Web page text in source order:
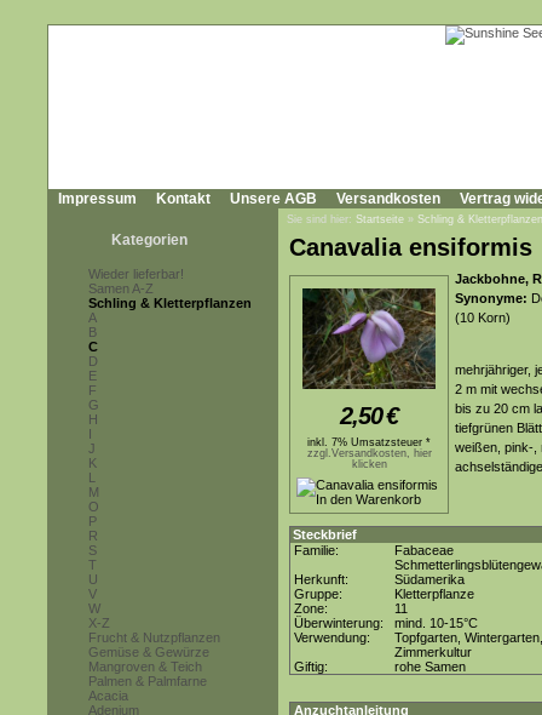
Impressum Kontakt Unsere AGB Versandkosten Vertrag
Kategorien
Wieder lieferbar!
Samen A-Z
Schling & Kletterpflanzen
A
B
C
D
E
F
G
H
I
J
K
L
M
O
P
R
S
T
U
V
W
X-Z
Frucht & Nutzpflanzen
Gemüse & Gewürze
Mangroven & Teich
Palmen & Palmfarne
Acacia
Adenium
Sie sind hier: Startseite » Schling & Kletterpflanzen
Canavalia ensiformis
2,50€
inkl. 7% Umsatzsteuer *
zzgl.Versandkosten, hier
klicken
Jackbohne,
Synonyme:
(10 Korn)
mehrjähriger,
2 m mit
bis zu 20 cm
tiefgrünen
weißen, pink-,
Steckbrief
Familie:
Fabaceae
Herkunft:
Südamerika
Gruppe:
Kletterpflanze
Zone:
11
Überwinterung:
mind. 10-15°C
Verwendung:
Topfgarten, Wintergarten,
Zimmerkultur
Giftig:
rohe Samen
Anzuchtanleitung